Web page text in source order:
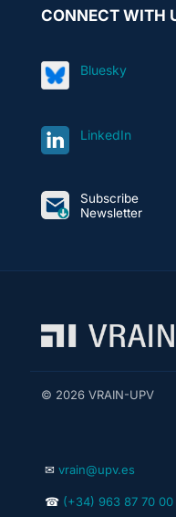
CONNECT WITH
Bluesky
LinkedIn
Subscribe
Newsletter
© 2026 VRAIN-UPV
✉ vrain@upv.es
☎ (+34) 963 87 70